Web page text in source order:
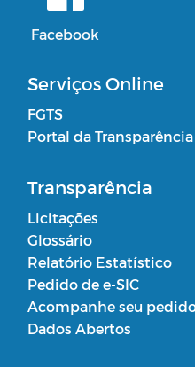
Facebook
Serviços Online
FGTS
Portal da
Transparência
Licitações
Glossário
Relatório Estatístico
Pedido de e-SIC
Acompanhe seu
Dados Abertos